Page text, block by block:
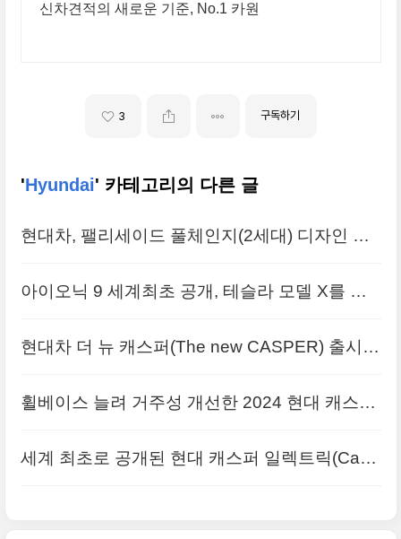
신차견적의 새로운 기준, No.1 카원
3 구독하기
'Hyundai' 카테고리의 다른 글
현대차, 팰리세이드 풀체인지(2세대) 디자인 공
아이오닉 9 세계최초 공개, 테슬라 모델 X를 벤
현대차 더 뉴 캐스퍼(The new CASPER) 출시,
휠베이스 늘려 거주성 개선한 2024 현대 캐스퍼
세계 최초로 공개된 현대 캐스퍼 일렉트릭(Casp